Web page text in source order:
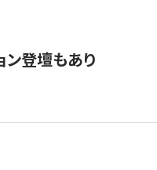
ン登壇もあり